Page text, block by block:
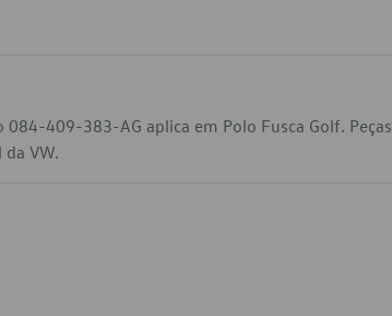
409-383-AG aplica em Polo Fusca Golf. Peças
VW.